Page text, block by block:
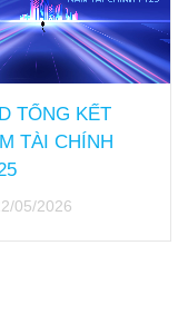
TỔNG KẾT
TÀI CHÍNH
05/2026